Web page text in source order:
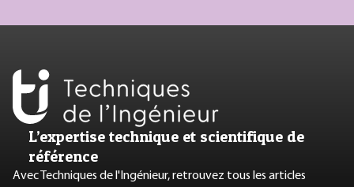
L’expertise technique et scientifique de
référence
Avec Techniques de l'Ingénieur, retrouvez tous les articles